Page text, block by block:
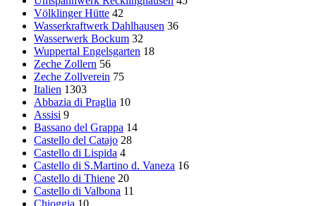
Völklinger Hütte 42
Wasserkraftwerk Dahlhausen 36
Wasserwerk Bockum 32
Wuppertal Engelsgarten 18
Zeche Zollern 56
Zeche Zollverein 75
Italien 1303
Abbazia di Praglia 10
Assisi 9
Bassano del Grappa 14
Castello del Catajo 28
Castello di Lispida 4
Castello di S.Martino d. Vaneza 16
Castello di Thiene 20
Castello di Valbona 11